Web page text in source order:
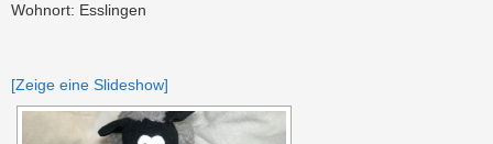
Wohnort: Esslingen
[Zeige eine Slideshow]